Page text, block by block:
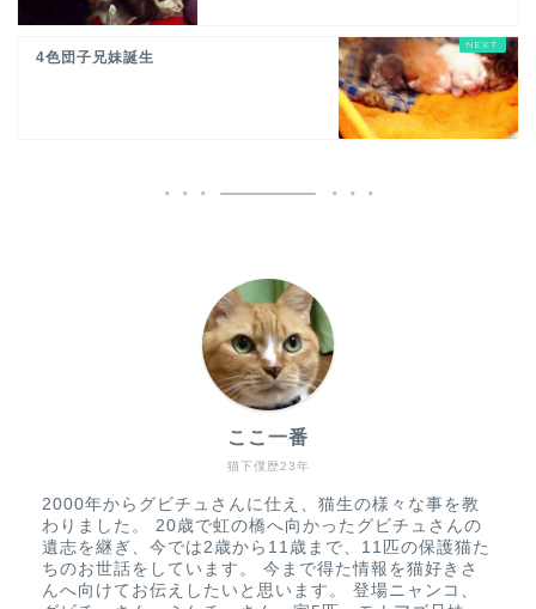
4色団子兄妹誕生
猫下僕歴23年
ここ一番
2000年からグビチュさんに仕え、猫生の様々な事を教
わりました。 20歳で虹の橋へ向かったグビチュさんの
遺志を継ぎ、今では2歳から11歳まで、11匹の保護猫た
ちのお世話をしています。 今まで得た情報を猫好きさ
んへ向けてお伝えしたいと思います。 登場ニャンコ、